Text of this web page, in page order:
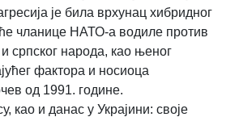
је била врхунац хибридног
чланице НАТО-а водиле против
српског народа, као њеног
фактора и носиоца
од 1991. године.
као и данас у Украјини: своје